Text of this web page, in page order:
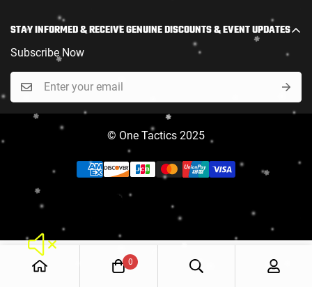
Join our raffle now! New customers placing both a PAL
application and a firearm order at the same time will
receive an exclusive welcome kit.
16 Regan Rd Unit 46
Brampton, ON L7A 1C2
contact@staradiance.ca
范围
弹药
特价商品
Complete PAL Acquisition Assistance Package
New Marksman Bundle
Body Armor & Helmets
Contact Us
常问问题
Custom Care
STAY INFORMED & RECEIVE GENUINE DISCOUNTS & EVENT UPDATES
Subscribe Now
© One Tactics 2025
0